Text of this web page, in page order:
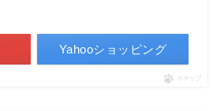
Yahooショッピング
ポチップ